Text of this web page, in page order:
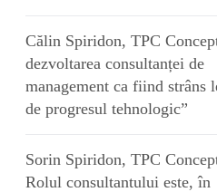
Călin Spiridon, TPC
dezvoltarea consultanței de
management ca fiind strâns
de progresul tehnologic”
Sorin Spiridon, TPC
Rolul consultantului este, în